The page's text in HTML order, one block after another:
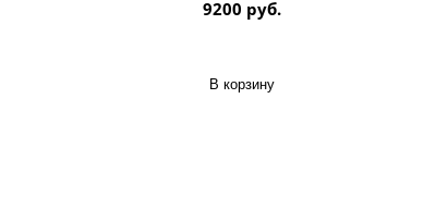
9200 руб.
В корзину